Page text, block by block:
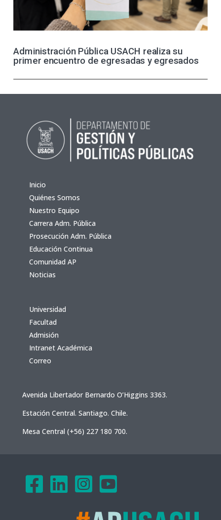
Administración Pública USACH realiza su
primer encuentro de egresadas y egresados
Inicio
Quiénes Somos
Nuestro Equipo
Carrera Adm. Pública
Prosecución Adm. Pública
Educación Continua
Comunidad AP
Noticias
Universidad
Facultad
Admisión
Intranet Académica
Correo
Avenida Libertador Bernardo O’Higgins 3363.
Estación Central. Santiago. Chile.
Mesa Central (+56) 227 180 700.
   